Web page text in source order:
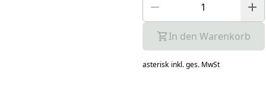
In den Warenkorb
asterisk inkl. ges. MwSt